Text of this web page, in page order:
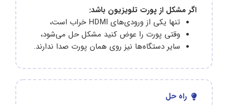
اگر مشکل‌ از پورت تلویزیون باشد:
تنها یکی از ورودی‌های HDMI خراب است،
وقتی پورت را عوض کنید مشکل حل می‌شود،
سایر دستگاه‌ها نیز روی همان پورت صدا ندارند.
راه حل